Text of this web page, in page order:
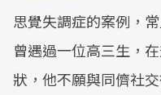
思覺失調症的案例，
曾遇過一位高三生，
狀，他不願與同儕社